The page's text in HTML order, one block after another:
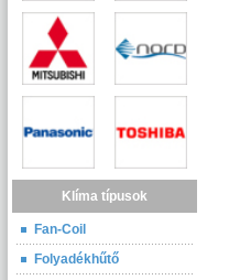
Klíma típusok
Fan-Coil
Folyadékhűtő